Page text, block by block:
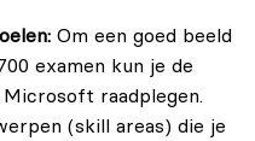
Om een goed beeld
examen kun je de
Microsoft raadplegen.
(skill areas) die je